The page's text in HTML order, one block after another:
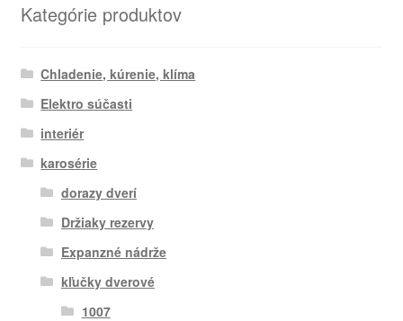
Kategórie produktov
Chladenie, kúrenie, klíma
Elektro súčasti
interiér
karosérie
dorazy dverí
Držiaky rezervy
Expanzné nádrže
kľučky dverové
1007